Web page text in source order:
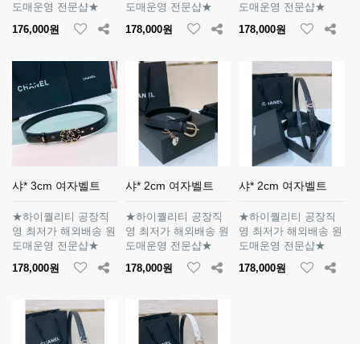
도매운영 전문샵★
176,000원
도매운영 전문샵★
178,000원
도매운영 전문샵★
178,000원
샤* 3cm 여자벨트
★하이퀄리티 공장직
영 최저가 해외배송 원
도매운영 전문샵★
178,000원
샤* 2cm 여자벨트
★하이퀄리티 공장직
영 최저가 해외배송 원
도매운영 전문샵★
178,000원
샤* 2cm 여자벨트
★하이퀄리티 공장직
영 최저가 해외배송 원
도매운영 전문샵★
178,000원